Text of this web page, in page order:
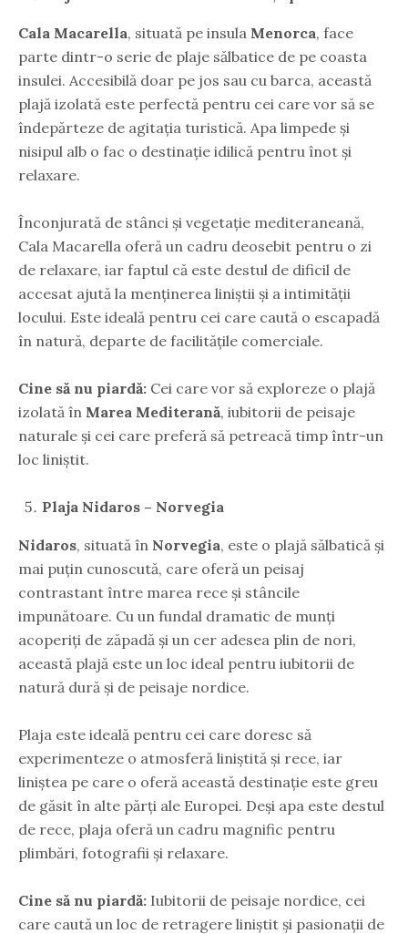
Cala Macarella, situată pe insula Menorca, face
parte dintr-o serie de plaje sălbatice de pe coasta
insulei. Accesibilă doar pe jos sau cu barca, această
plajă izolată este perfectă pentru cei care vor să se
îndepărteze de agitația turistică. Apa limpede și
nisipul alb o fac o destinație idilică pentru înot și
relaxare.
Înconjurată de stânci și vegetație mediteraneană,
Cala Macarella oferă un cadru deosebit pentru o zi
de relaxare, iar faptul că este destul de dificil de
accesat ajută la menținerea liniștii și a intimității
locului. Este ideală pentru cei care caută o escapadă
în natură, departe de facilitățile comerciale.
Cine să nu piardă: Cei care vor să exploreze o plajă
izolată în Marea Mediterană, iubitorii de peisaje
naturale și cei care preferă să petreacă timp într-un
loc liniștit.
Plaja Nidaros – Norvegia
Nidaros, situată în Norvegia, este o plajă sălbatică și
mai puțin cunoscută, care oferă un peisaj
contrastant între marea rece și stâncile
impunătoare. Cu un fundal dramatic de munți
acoperiți de zăpadă și un cer adesea plin de nori,
această plajă este un loc ideal pentru iubitorii de
natură dură și de peisaje nordice.
Plaja este ideală pentru cei care doresc să
experimenteze o atmosferă liniștită și rece, iar
liniștea pe care o oferă această destinație este greu
de găsit în alte părți ale Europei. Deși apa este destul
de rece, plaja oferă un cadru magnific pentru
plimbări, fotografii și relaxare.
Cine să nu piardă: Iubitorii de peisaje nordice, cei
care caută un loc de retragere liniștit și pasionații de